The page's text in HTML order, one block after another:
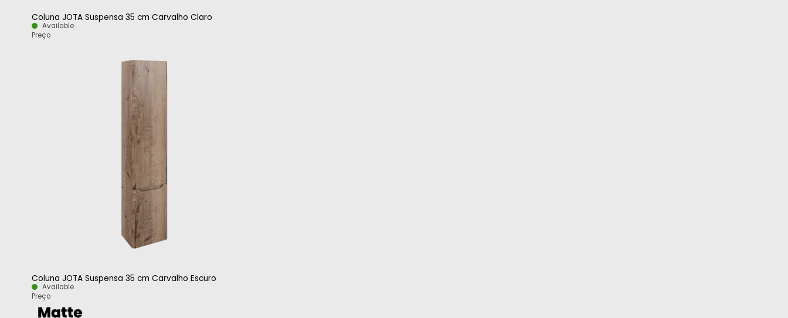
Coluna JOTA Suspensa 35 cm Carvalho Claro
Available
Preço
Coluna JOTA Suspensa 35 cm Carvalho Escuro
Available
Preço